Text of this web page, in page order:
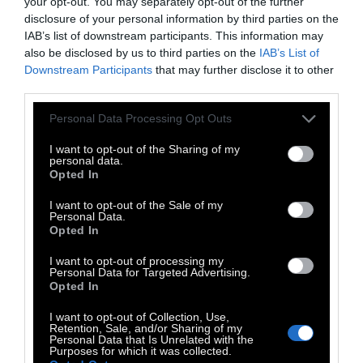
disclosure of your personal information by third parties on the
IAB’s list of downstream participants. This information may
also be disclosed by us to third parties on the IAB’s List of
Downstream Participants that may further disclose it to other
Personal Data Processing Opt Outs
I want to opt-out of the Sharing of my
personal data.
Opted In
I want to opt-out of the Sale of my
Personal Data.
Opted In
I want to opt-out of processing my
Personal Data for Targeted Advertising.
Opted In
I want to opt-out of Collection, Use,
Retention, Sale, and/or Sharing of my
Personal Data that Is Unrelated with the
Purposes for which it was collected.
sushi, katsu, falafel αλλά και ξεχωριστές
γλυκές δημιουργίες όπως churros και λάβα
φιστικιού με παγωτό κ.α.
Στο menu και μπύρες ή signature cocktails
και μια δυναμική μουσική σκηνή από τον
Home Radio 89.1 και γνωστά ονόματα της
Αθηναϊκής σκηνής. Το φεστιβάλ είναι
κατάλληλο για όλες τις ηλικίες, σαν μια
4th Chalkida Street Food Festival
Παρασκευή: 18:00 – 00:00
Σάββατο: 12:00 – 00:00
Κυριακή: 12:00 – 00:00
Είσοδος ελεύθερη